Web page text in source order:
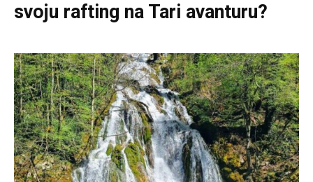
svoju rafting na Tari avanturu?